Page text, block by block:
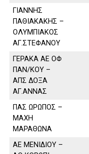
ΓΙΑΝΝΗΣ
ΠΑΘΙΑΚΑΚΗΣ –
ΟΛΥΜΠΙΑΚΟΣ
ΑΓ.ΣΤΕΦΑΝΟΥ
ΓΕΡΑΚΑ ΑΕ ΟΦ
ΠΑΝ/ΚΟΥ –
ΑΠΣ ΔΟΞΑ
ΑΓ.ΑΝΝΑΣ
ΠΑΣ ΩΡΩΠΟΣ –
ΜΑΧΗ
ΜΑΡΑΘΩΝΑ
ΑΕ ΜΕΝΙΔΙΟΥ –